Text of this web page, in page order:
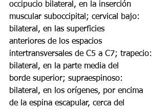
occipucio bilateral, en la inserción
muscular suboccipital; cervical bajo:
bilateral, en las superficies
anteriores de los espacios
intertransversales de C5 a C7; trapecio:
bilateral, en la parte media del
borde superior; supraespinoso:
bilateral, en los orígenes, por encima
de la espina escapular, cerca del